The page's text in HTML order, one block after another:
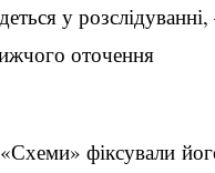
у розслідуванні,
оточення
фіксували